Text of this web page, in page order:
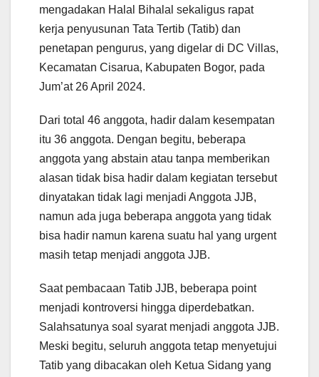
mengadakan Halal Bihalal sekaligus rapat
kerja penyusunan Tata Tertib (Tatib) dan
penetapan pengurus, yang digelar di DC Villas,
Kecamatan Cisarua, Kabupaten Bogor, pada
Jum’at 26 April 2024.
Dari total 46 anggota, hadir dalam kesempatan
itu 36 anggota. Dengan begitu, beberapa
anggota yang abstain atau tanpa memberikan
alasan tidak bisa hadir dalam kegiatan tersebut
dinyatakan tidak lagi menjadi Anggota JJB,
namun ada juga beberapa anggota yang tidak
bisa hadir namun karena suatu hal yang urgent
masih tetap menjadi anggota JJB.
Saat pembacaan Tatib JJB, beberapa point
menjadi kontroversi hingga diperdebatkan.
Salahsatunya soal syarat menjadi anggota JJB.
Meski begitu, seluruh anggota tetap menyetujui
Tatib yang dibacakan oleh Ketua Sidang yang